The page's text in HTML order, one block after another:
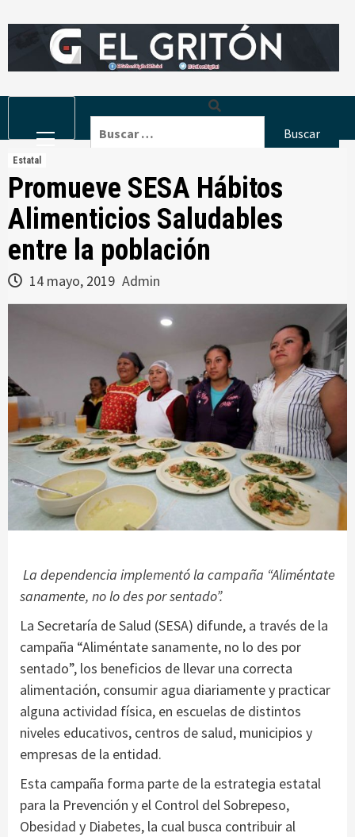
to
Menu
Estatal
Promueve SESA Hábitos
Alimenticios Saludables
entre la población
14 mayo, 2019 Admin
La dependencia implementó la campaña “Aliméntate
sanamente, no lo des por sentado”.
La Secretaría de Salud (SESA) difunde, a través de la
campaña “Aliméntate sanamente, no lo des por
sentado”, los beneficios de llevar una correcta
alimentación, consumir agua diariamente y practicar
alguna actividad física, en escuelas de distintos
niveles educativos, centros de salud, municipios y
empresas de la entidad.
Esta campaña forma parte de la estrategia estatal
para la Prevención y el Control del Sobrepeso,
Obesidad y Diabetes, la cual busca contribuir al